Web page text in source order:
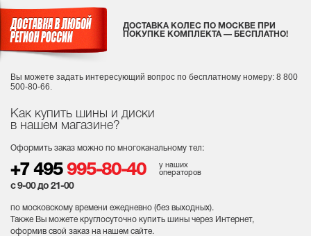
Как купить шины и диски
в нашем магазине?
Оформить заказ можно по многоканальному тел:
+7 495 995-80-40
у наших
операторов
с 9-00 до 21-00
по московскому времени ежедневно (без выходных).
Также Вы можете круглосуточно купить шины через Интернет,
оформив свой заказ на нашем сайте.
ДОСТАВКА КОЛЕС ПО МОСКВЕ ПРИ
ПОКУПКЕ КОМПЛЕКТА — БЕСПЛАТНО!
Вы можете задать интересующий вопрос по бесплатному номеру: 8 800
500-80-66.